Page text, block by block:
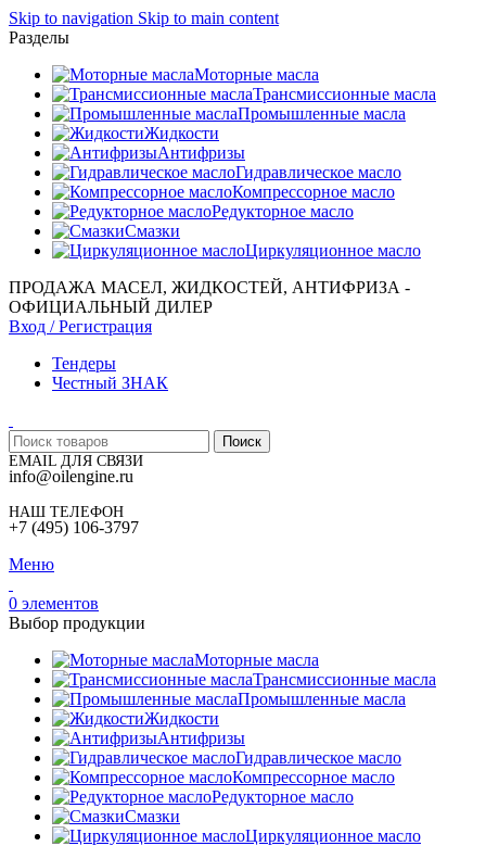
Skip to navigation Skip to main content
Разделы
Моторные масла
Трансмиссионные масла
Промышленные масла
Жидкости
Антифризы
Гидравлическое масло
Компрессорное масло
Редукторное масло
Смазки
Циркуляционное масло
ПРОДАЖА МАСЕЛ, ЖИДКОСТЕЙ, АНТИФРИЗА -
ОФИЦИАЛЬНЫЙ ДИЛЕР
Вход / Регистрация
Тендеры
Честный ЗНАК
Поиск
EMAIL ДЛЯ СВЯЗИ
info@oilengine.ru
НАШ ТЕЛЕФОН
+7 (495) 106-3797
Меню
0 элементов
Выбор продукции
Моторные масла
Трансмиссионные масла
Промышленные масла
Жидкости
Антифризы
Гидравлическое масло
Компрессорное масло
Редукторное масло
Смазки
Циркуляционное масло